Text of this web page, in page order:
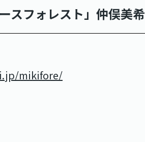
スフォレスト」仲俣美希
mikifore/